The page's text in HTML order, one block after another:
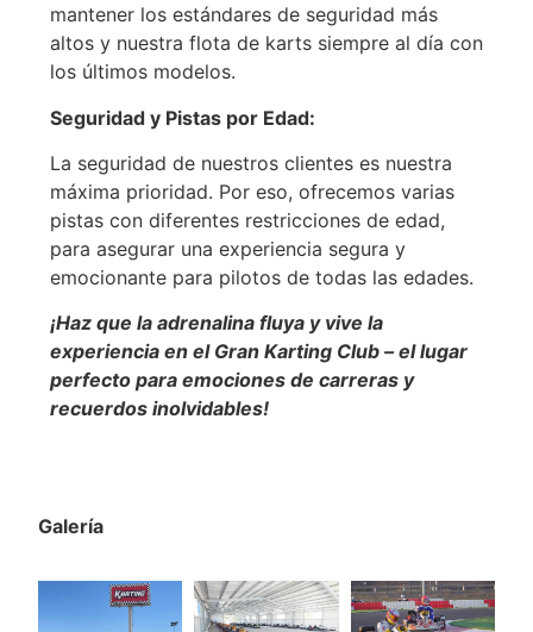
mantener los estándares de seguridad más
altos y nuestra flota de karts siempre al día con
los últimos modelos.
Seguridad y Pistas por Edad:
La seguridad de nuestros clientes es nuestra
máxima prioridad. Por eso, ofrecemos varias
pistas con diferentes restricciones de edad,
para asegurar una experiencia segura y
emocionante para pilotos de todas las edades.
¡Haz que la adrenalina fluya y vive la
experiencia en el Gran Karting Club – el lugar
perfecto para emociones de carreras y
recuerdos inolvidables!
Galería